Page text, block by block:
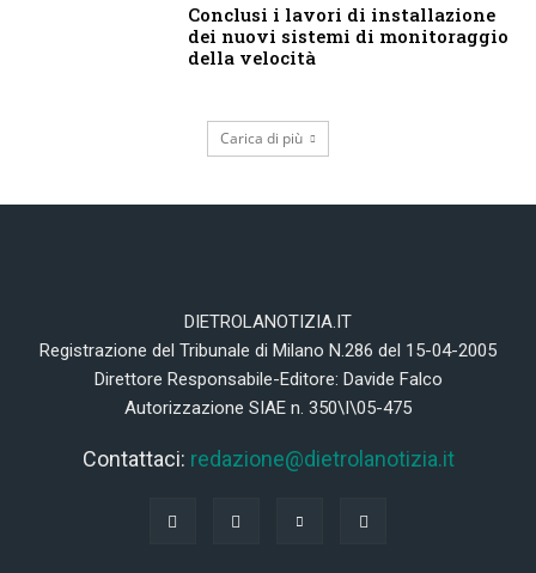
Conclusi i lavori di installazione
dei nuovi sistemi di monitoraggio
della velocità
Carica di più
DIETROLANOTIZIA.IT
Registrazione del Tribunale di Milano N.286 del 15-04-2005
Direttore Responsabile-Editore: Davide Falco
Autorizzazione SIAE n. 350\I\05-475
Contattaci: redazione@dietrolanotizia.it